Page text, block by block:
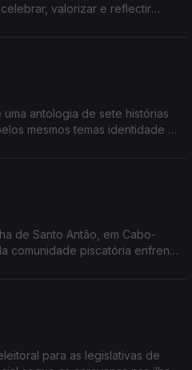
antologia de sete histórias
mesmos temas identidade e
de Santo Antão, em Cabo-
comunidade piscatória enfrenta
para as legislativas de